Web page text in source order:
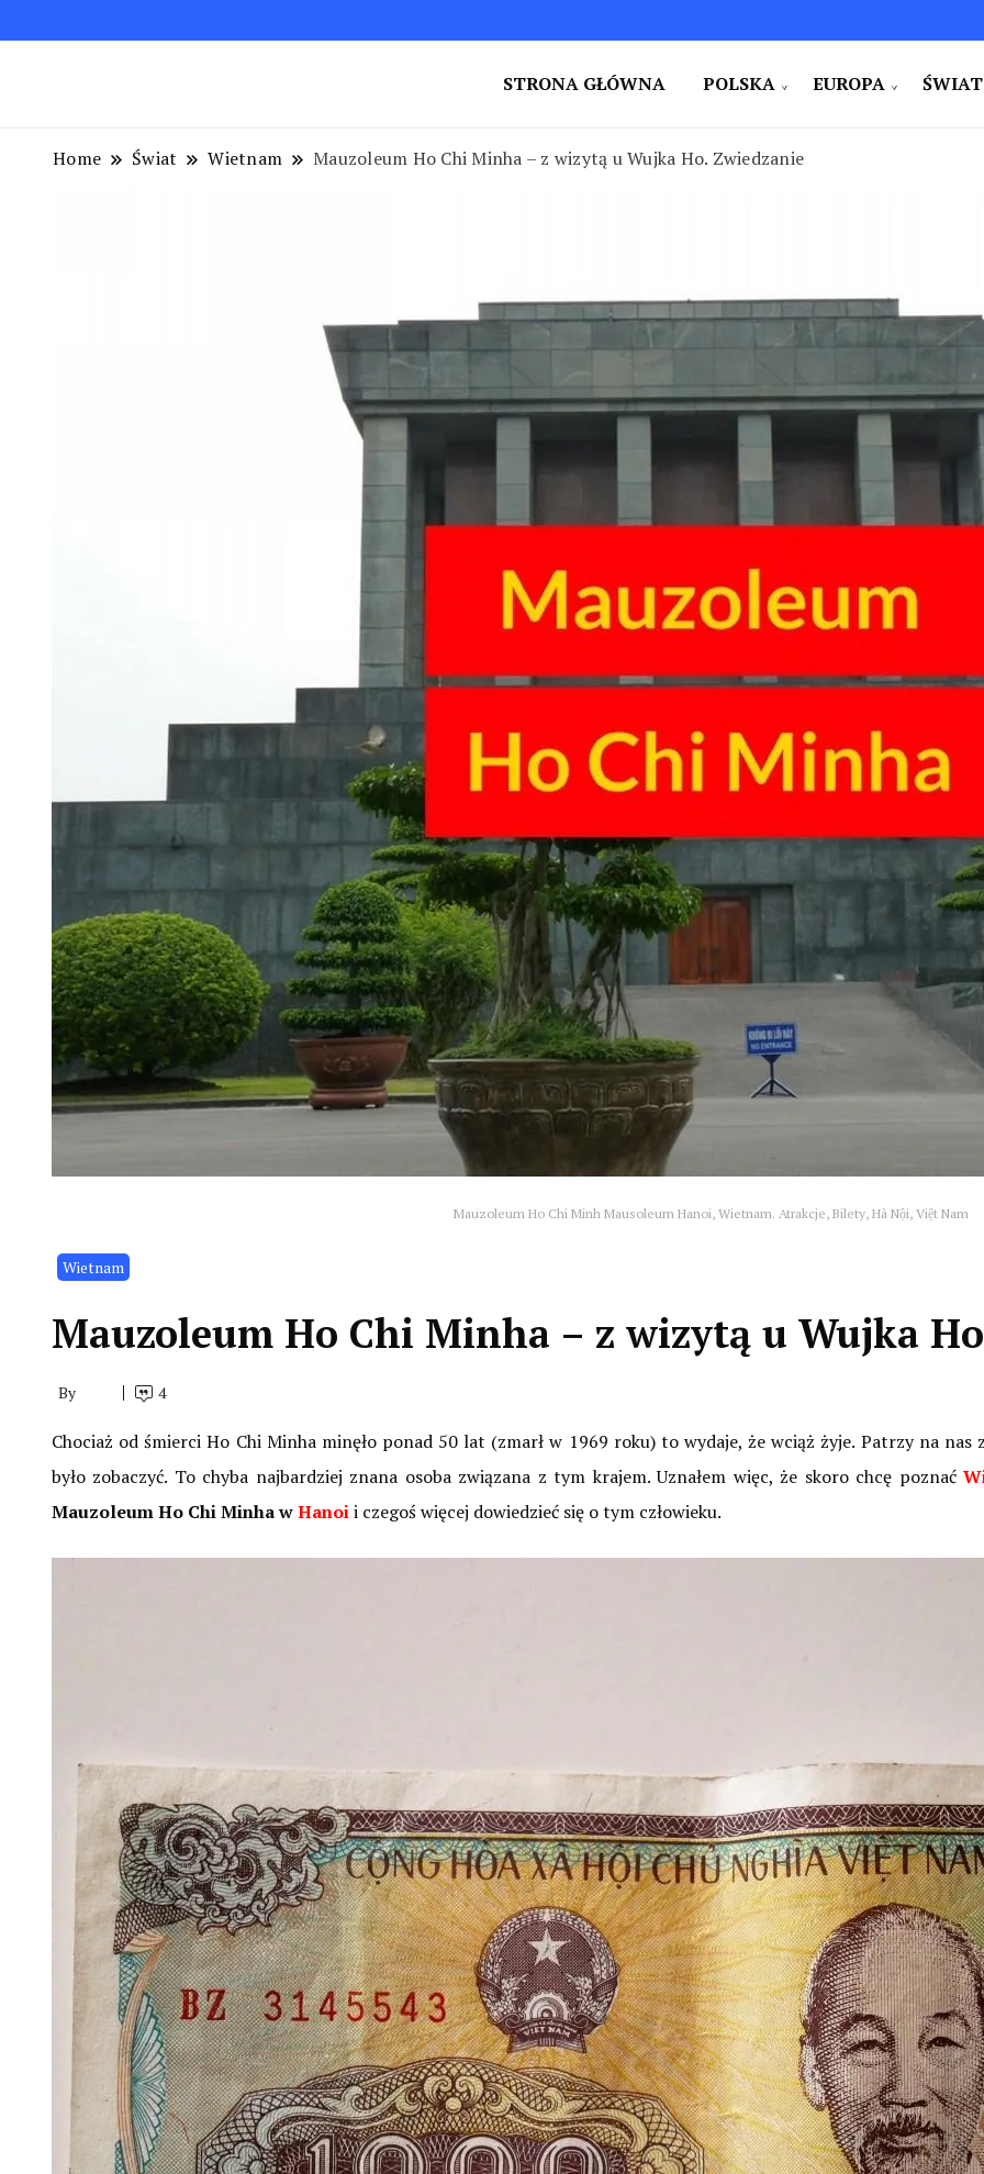
STRONA GŁÓWNA POLSKA EUROPA ŚWIAT
Home Świat Wietnam Mauzoleum Ho Chi Minha – z wizytą u Wujka Ho. Zwiedzanie
Mauzoleum Ho Chi Minh Mausoleum Hanoi, Wietnam. Atrakcje, Bilety, Hà Nội, Việt Nam
Wietnam
Mauzoleum Ho Chi Minha – z wizytą u Wujka
By 4
Chociaż od śmierci Ho Chi Minha minęło ponad 50 lat (zmarł w 1969 roku) to wydaje, że wciąż żyje. Patrzy na
było zobaczyć. To chyba najbardziej znana osoba związana z tym krajem. Uznałem więc, że skoro chcę poznać
Mauzoleum Ho Chi Minha wHanoii czegoś więcej dowiedzieć się o tym człowieku.